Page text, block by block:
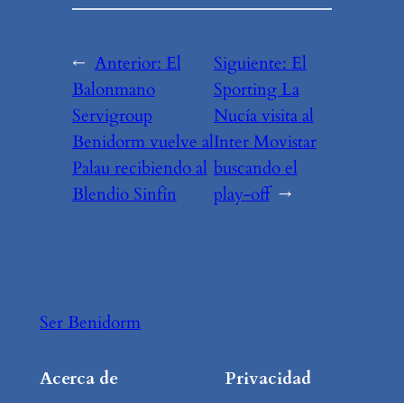
← Anterior: El
Balonmano
Servigroup
Benidorm vuelve al
Palau recibiendo al
Blendio Sinfín
Siguiente: El
Sporting La
Nucía visita al
Inter Movistar
buscando el
play-off →
Ser Benidorm
Acerca de Privacidad